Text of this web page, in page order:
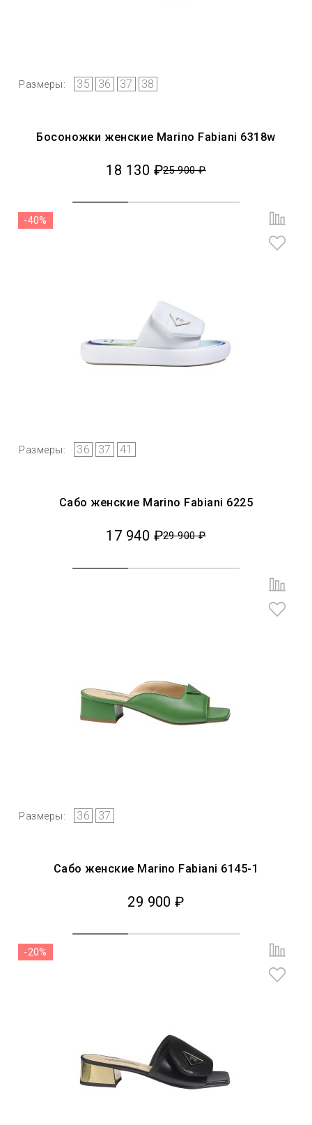
Размеры: 35 36 37 38
Босоножки женские Marino Fabiani 6318w
18 130 ₽25 900 ₽
Размеры: 36 37 41
-40%
Сaбо женские Marino Fabiani 6225
17 940 ₽29 900 ₽
Размеры: 36 37
Сабо женские Marino Fabiani 6145-1
29 900 ₽
-20%